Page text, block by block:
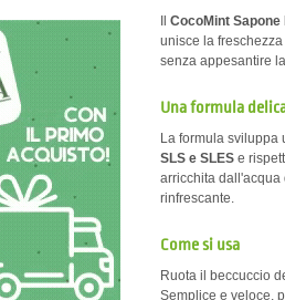
CocoMint
unisce la
senza appesantire
Una formula
La formula sviluppa
SLS e SLESe
arricchita dall'acqua
rinfrescante.
Come si usa
Ruota il beccuccio
Semplice e veloce,